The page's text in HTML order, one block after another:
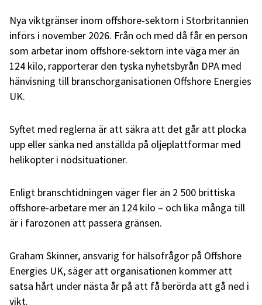
Nya viktgränser inom offshore-sektorn i Storbritannien
införs i november 2026. Från och med då får en person
som arbetar inom offshore-sektorn inte väga mer än
124 kilo, rapporterar den tyska nyhetsbyrån DPA med
hänvisning till branschorganisationen Offshore Energies
UK.
Syftet med reglerna är att säkra att det går att plocka
upp eller sänka ned anställda på oljeplattformar med
helikopter i nödsituationer.
Enligt branschtidningen väger fler än 2 500 brittiska
offshore-arbetare mer än 124 kilo – och lika många till
är i farozonen att passera gränsen.
Graham Skinner, ansvarig för hälsofrågor på Offshore
Energies UK, säger att organisationen kommer att
satsa hårt under nästa år på att få berörda att gå ned i
vikt.